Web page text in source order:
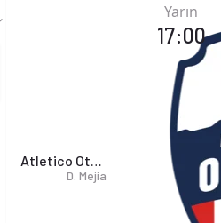
Atletico Ottawa
D. Mejia
Yarın
17:00